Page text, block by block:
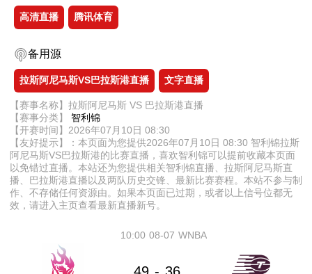
高清直播 腾讯体育
备用源
拉斯阿尼马斯VS巴拉斯港直播 文字直播
【赛事名称】拉斯阿尼马斯 VS 巴拉斯港直播
【赛事分类】 智利锦
【开赛时间】2026年07月10日 08:30
【友好提示】：本页面为您提供2026年07月10日 08:30 智利锦拉斯
阿尼马斯VS巴拉斯港的比赛直播，喜欢智利锦可以提前收藏本页面
以免错过直播。本站还为您提供相关智利锦直播、拉斯阿尼马斯直
播、巴拉斯港直播以及两队历史交锋、最新比赛赛程。本站不参与制
作、不存储任何资源由。如果本页面已过期，或者以上信号位都无
效，请进入主页查看最新直播新号。
08-07
10:00 WNBA
49 36